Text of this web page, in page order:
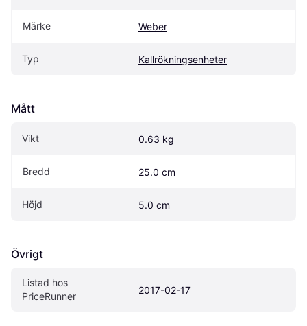
Märke Weber
Typ Kallrökningsenheter
Mått
Vikt 0.63 kg
Bredd 25.0 cm
Höjd 5.0 cm
Övrigt
Listad hos
PriceRunner
2017-02-17